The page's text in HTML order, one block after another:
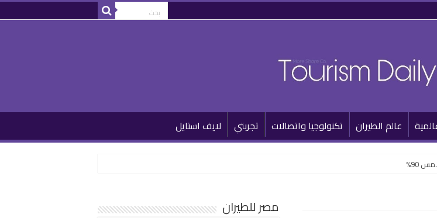
عالم الطيران تكنولوجيا واتصالات تجربتي لايف استايل
مصر للطيران